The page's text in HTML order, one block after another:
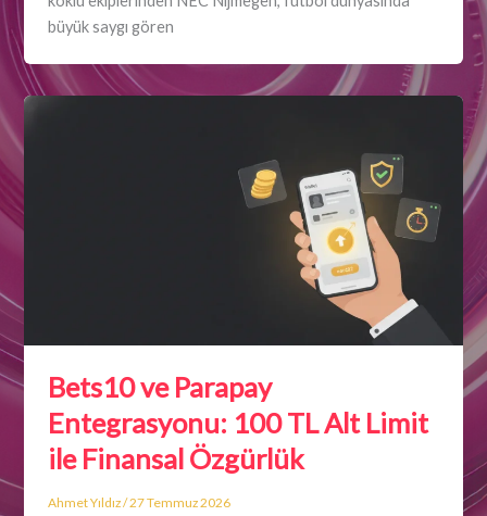
büyük saygı gören
Bets10 ve Parapay
Entegrasyonu: 100 TL Alt Limit
ile Finansal Özgürlük
Ahmet Yıldız/27 Temmuz 2026